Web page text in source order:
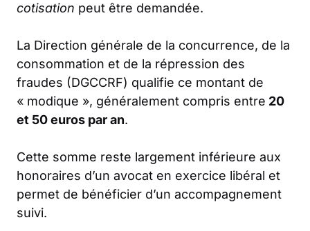
cotisation peut être demandée.
La Direction générale de la concurrence, de la
consommation et de la répression des
fraudes (DGCCRF) qualifie ce montant de
« modique », généralement compris entre 20
et 50 euros par an.
Cette somme reste largement inférieure aux
honoraires d’un avocat en exercice libéral et
permet de bénéficier d’un accompagnement
suivi.